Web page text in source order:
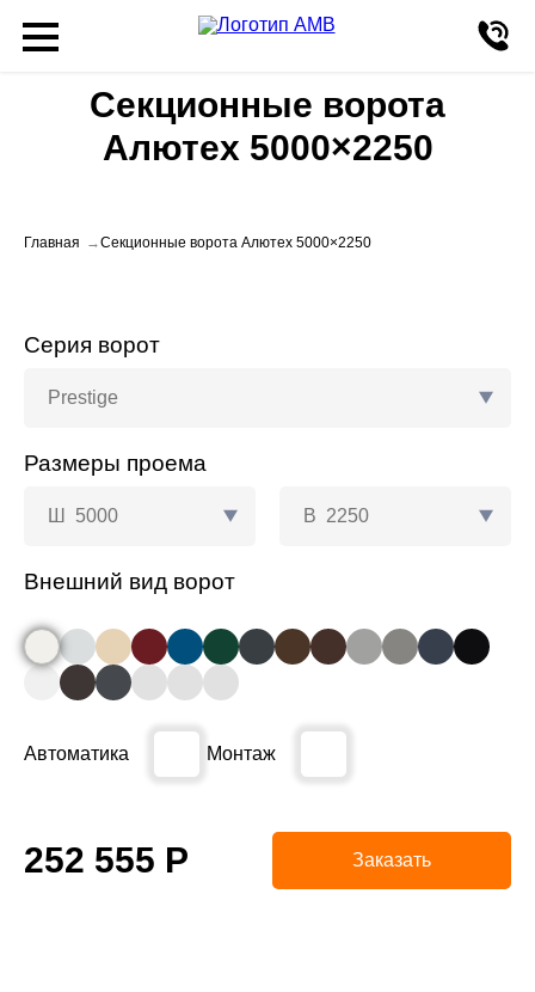
Секционные ворота
Алютех 5000×2250
Главная Секционные ворота Алютех 5000×2250
Серия ворот
Prestige
Размеры проема
Ш 5000 В 2250
Внешний вид ворот
Автоматика Монтаж
252 555 Р Заказать